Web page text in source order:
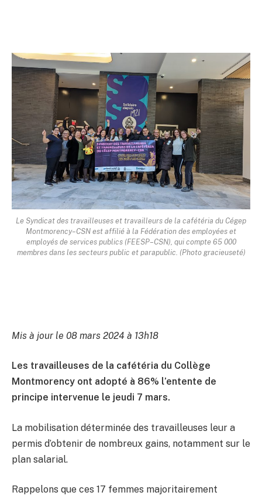
Le Syndicat des travailleuses et travailleurs de la cafétéria du Cégep
Montmorency–CSN est affilié à la Fédération des employées et
employés de services publics (FEESP–CSN), qui compte 65 000
membres dans les secteurs public et parapublic. (Photo gracieuseté)
Mis à jour le 08 mars 2024 à 13h18
Les travailleuses de la cafétéria du Collège
Montmorency ont adopté à 86% l’entente de
principe intervenue le jeudi 7 mars.
La mobilisation déterminée des travailleuses leur a
permis d’obtenir de nombreux gains, notamment sur le
plan salarial.
Rappelons que ces 17 femmes majoritairement